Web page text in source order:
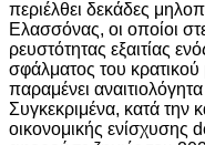
περιέλθει δεκάδες
Ελασσόνας, οι οποίοι
ρευστότητας εξαιτίας
σφάλματος του
παραμένει
Συγκεκριμένα, κατά την
οικονομικής ενίσχυσης